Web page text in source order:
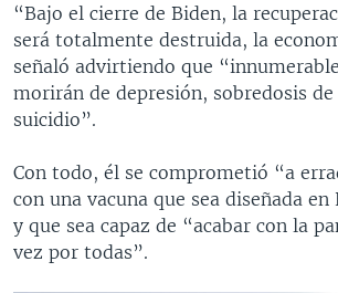
“Bajo el cierre de Biden, la
será totalmente destruida, la
señaló advirtiendo que
morirán de depresión, sobredosis de
suicidio”.
Con todo, él se comprometió “a
con una vacuna que sea diseñada en
y que sea capaz de “acabar con la
vez por todas”.